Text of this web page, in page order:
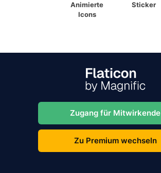
Animierte
Icons
Sticker
Zugang für Mitwirkende
Zu Premium wechseln